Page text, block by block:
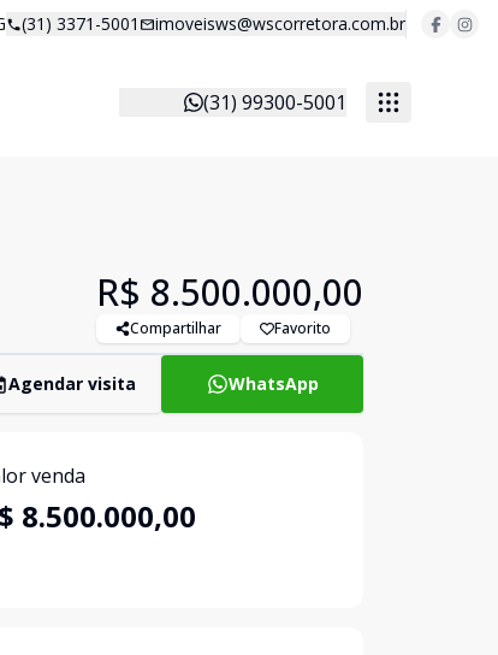
(31) 3371-5001 imoveisws@wscorretora.com.br
(31) 99300-5001
R$ 8.500.000,00
Compartilhar Favorito
Agendar visita WhatsApp
venda
8.500.000,00